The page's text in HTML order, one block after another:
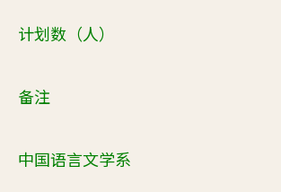
计划数（人）
备注
中国语言文学系